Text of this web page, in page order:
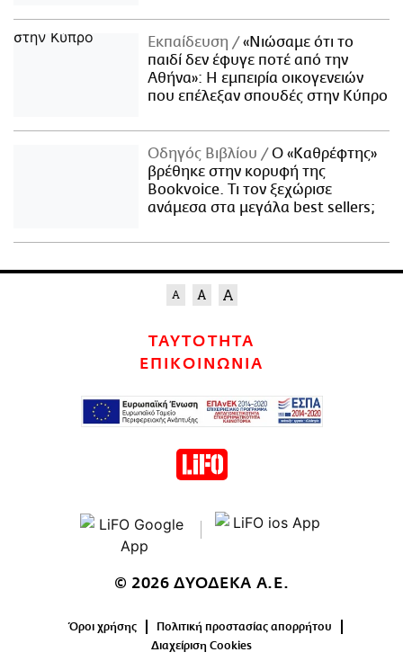
Εκπαίδευση
«Νιώσαμε ότι το
παιδί δεν έφυγε ποτέ από την
Αθήνα»: Η εμπειρία οικογενειών
που επέλεξαν σπουδές στην Κύπρο
Οδηγός Βιβλίου
Ο «Καθρέφτης»
βρέθηκε στην κορυφή της
Bookvoice. Τι τον ξεχώρισε
ανάμεσα στα μεγάλα best sellers;
ΤΑΥΤΟΤΗΤΑ
ΕΠΙΚΟΙΝΩΝΙΑ
© 2026 ΔΥΟΔΕΚΑ Α.Ε.
Όροι χρήσης
Πολιτική προστασίας απορρήτου
Διαχείριση Cookies